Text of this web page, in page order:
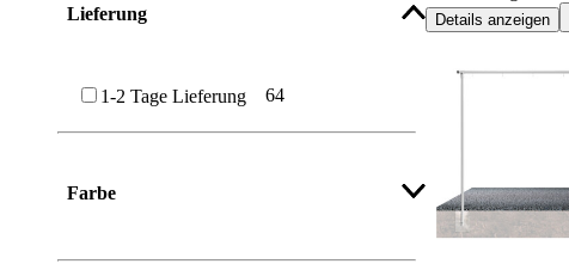
Lieferung
1-2 Tage Lieferung 64
Farbe
Details anzeigen